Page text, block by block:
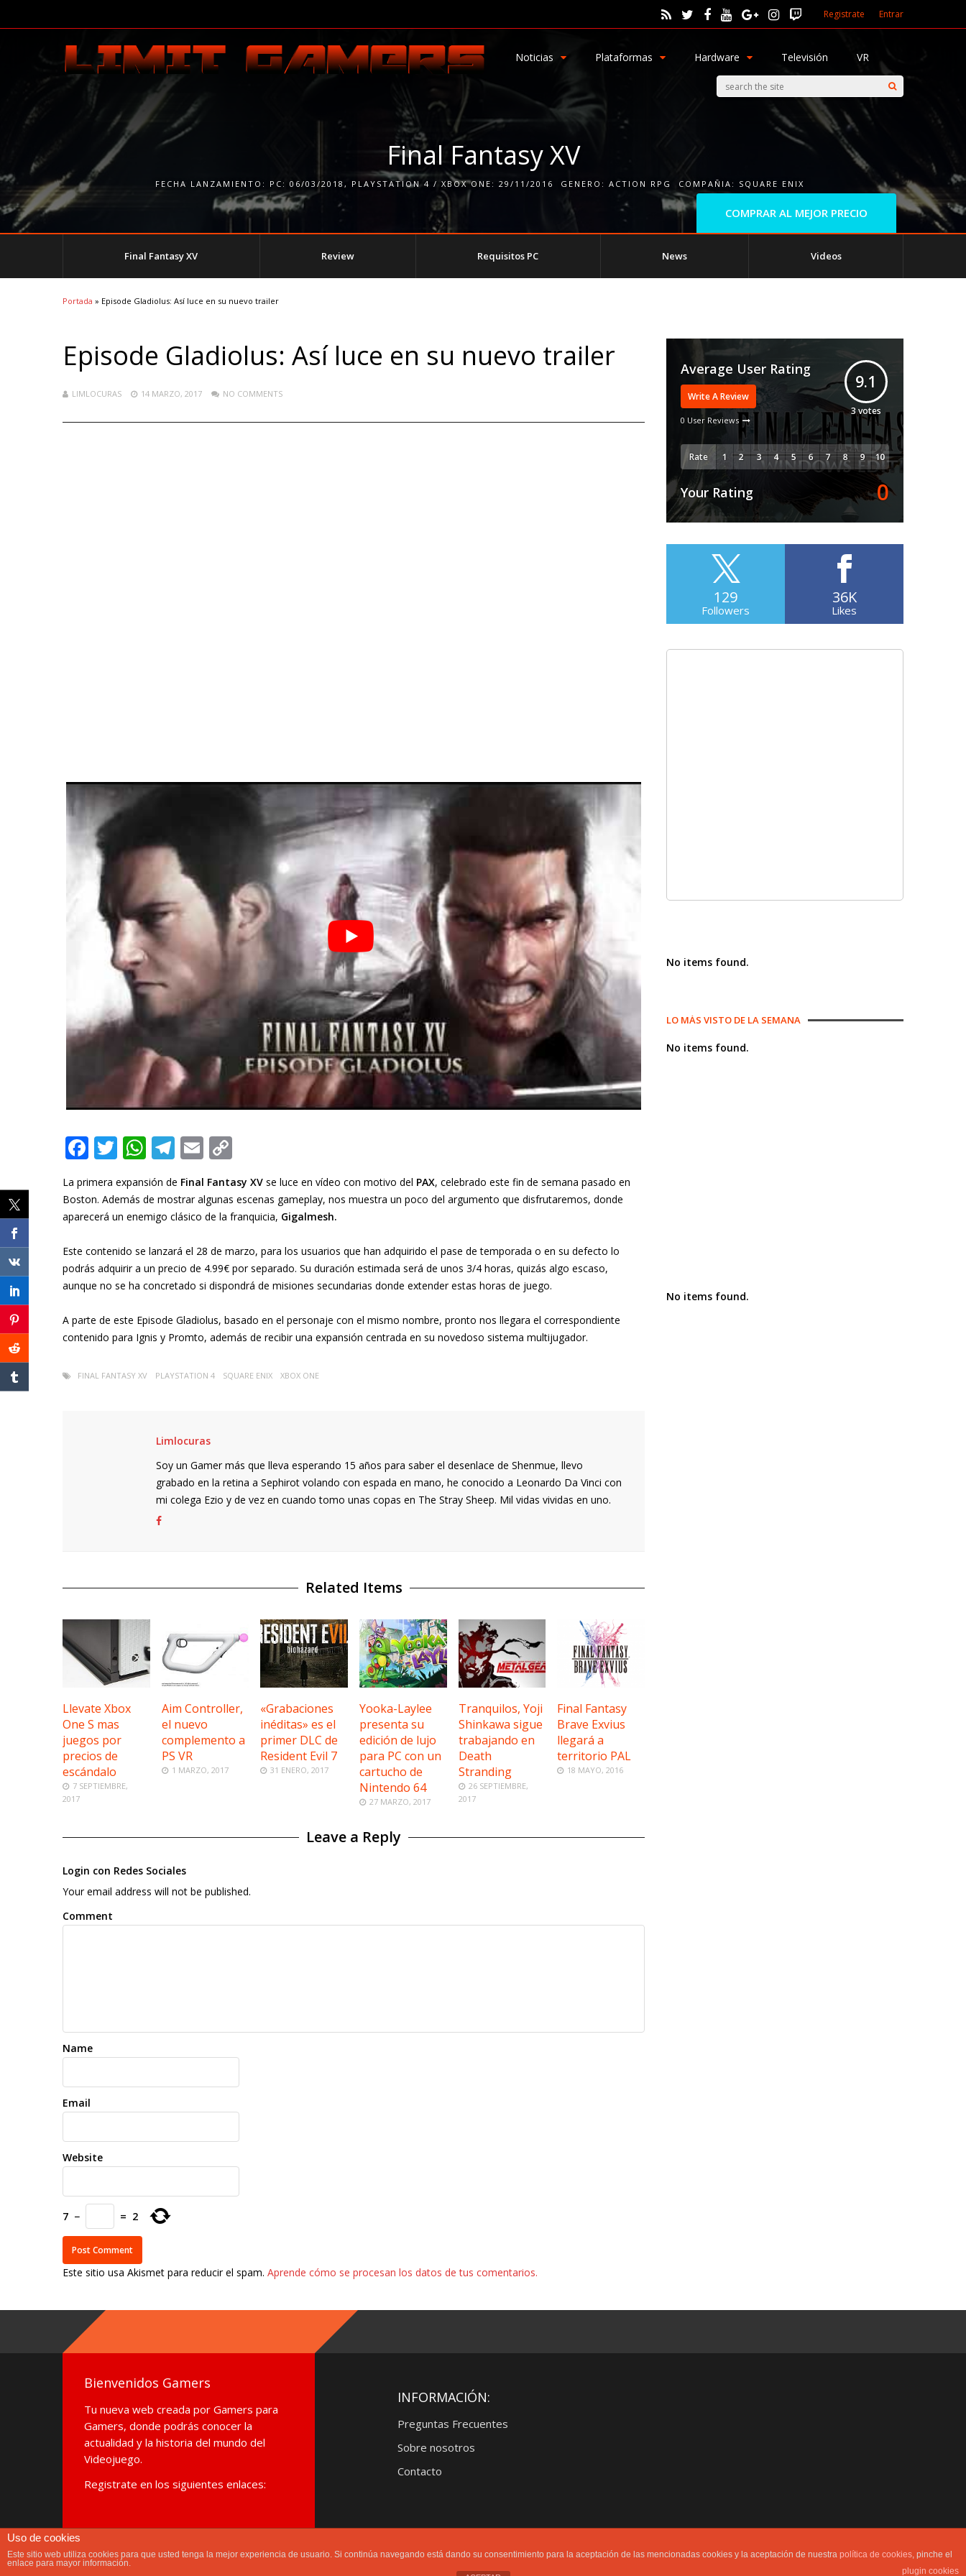
Registrate Entrar
Noticias Plataformas Hardware Televisión VR
Final Fantasy XV
FECHA LANZAMIENTO: PC: 06/03/2018 , PLAYSTATION 4 / XBOX ONE: 29/11/2016 GENERO: ACTION RPG COMPAÑIA: SQUARE ENIX
COMPRAR AL MEJOR PRECIO
Final Fantasy XV Review Requisitos PC News Videos
Portada » Episode Gladiolus: Así luce en su nuevo trailer
Episode Gladiolus: Así luce en su nuevo trailer
LIMLOCURAS 14 MARZO, 2017 NO COMMENTS
F
ac
e
b
o
k
T
w
itt
er
W
h
at
s
A
p
p
T
el
e
gr
a
m
E
m
ai
l
p
y
n
k
La primera expansión de Final Fantasy XV se luce en vídeo con motivo del PAX, celebrado este fin de semana pasado en
Boston. Además de mostrar algunas escenas gameplay, nos muestra un poco del argumento que disfrutaremos, donde
aparecerá un enemigo clásico de la franquicia, Gigalmesh.
Este contenido se lanzará el 28 de marzo, para los usuarios que han adquirido el pase de temporada o en su defecto lo
podrás adquirir a un precio de 4.99€ por separado. Su duración estimada será de unos 3/4 horas, quizás algo escaso,
aunque no se ha concretado si dispondrá de misiones secundarias donde extender estas horas de juego.
A parte de este Episode Gladiolus, basado en el personaje con el mismo nombre, pronto nos llegara el correspondiente
contenido para Ignis y Promto, además de recibir una expansión centrada en su novedoso sistema multijugador.
FINAL FANTASY XV PLAYSTATION 4 SQUARE ENIX XBOX ONE
Limlocuras
Soy un Gamer más que lleva esperando 15 años para saber el desenlace de Shenmue, llevo
grabado en la retina a Sephirot volando con espada en mano, he conocido a Leonardo Da Vinci con
mi colega Ezio y de vez en cuando tomo unas copas en The Stray Sheep. Mil vidas vividas en uno.
Related Items
Llevate Xbox
One S mas
juegos por
precios de
escándalo
7 SEPTIEMBRE,
2017
Aim Controller,
el nuevo
complemento a
PS VR
1 MARZO, 2017
«Grabaciones
inéditas» es el
primer DLC de
Resident Evil 7
31 ENERO, 2017
Yooka-Laylee
presenta su
edición de lujo
para PC con un
cartucho de
Nintendo 64
27 MARZO, 2017
Tranquilos, Yoji
Shinkawa sigue
trabajando en
Death
Stranding
26 SEPTIEMBRE,
2017
Final Fantasy
Brave Exvius
llegará a
territorio PAL
18 MAYO, 2016
Leave a Reply
Login con Redes Sociales
Your email address will not be published.
Comment
Name
Email
Website
7 − = 2
Este sitio usa Akismet para reducir el spam. Aprende cómo se procesan los datos de tus comentarios.
Average User Rating
Write A Review
0 User Reviews
9.1
3votes
Rate
Your Rating 0
129
Followers
36K
Likes
No items found.
LO MÁS VISTO DE LA SEMANA
No items found.
No items found.
Bienvenidos Gamers
Tu nueva web creada por Gamers para
Gamers, donde podrás conocer la
actualidad y la historia del mundo del
Videojuego.
Registrate en los siguientes enlaces:
INFORMACIÓN:
Preguntas Frecuentes
Sobre nosotros
Contacto
Limit Gamers® es una propiedad privada, sin animo de lucro.TODOS LOS DERECHOS RESERVADOS. Limit Gamers® no se hace responsable de las opiniones de sus colaboradores, usuarios y columnistas. Prohibida la
reproducción total o parcial de los contenidos albergados en este Blog sin autorización expresa del autor.
Uso de cookies
Este sitio web utiliza cookies para que usted tenga la mejor experiencia de usuario. Si continúa navegando está dando su consentimiento para la aceptación de las mencionadas cookies y la aceptación de nuestra política de cookies, pinche el
enlace para mayor información.
plugin cookies